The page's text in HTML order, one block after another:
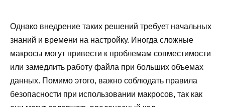
Однако внедрение таких решений требует начальных
знаний и времени на настройку. Иногда сложные
макросы могут привести к проблемам совместимости
или замедлить работу файла при больших объемах
данных. Помимо этого, важно соблюдать правила
безопасности при использовании макросов, так как